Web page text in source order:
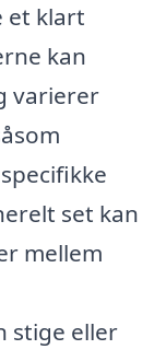
et klart
kan
varierer
set kan
mellem
stige eller